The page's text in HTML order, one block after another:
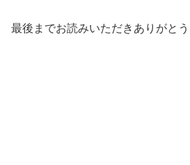
最後までお読みいただきありがとう